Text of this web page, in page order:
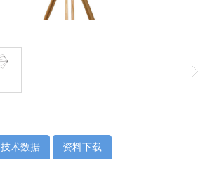
技术数据 资料下载